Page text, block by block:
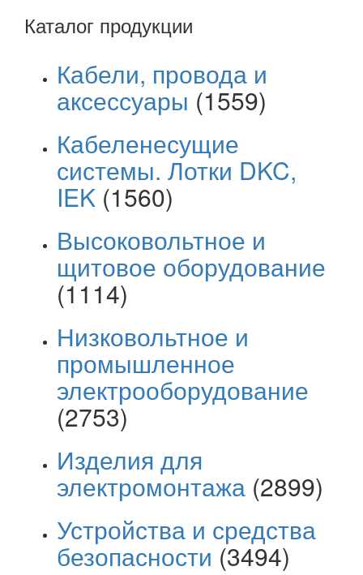
Каталог продукции
Кабели, провода и
аксессуары (1559)
Кабеленесущие
системы. Лотки DKC,
IEK (1560)
Высоковольтное и
щитовое оборудование
(1114)
Низковольтное и
промышленное
электрооборудование
(2753)
Изделия для
электромонтажа (2899)
Устройства и средства
безопасности (3494)